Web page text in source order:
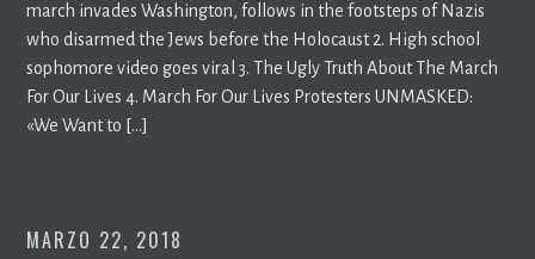
march invades Washington, follows in the footsteps of Nazis
who disarmed the Jews before the Holocaust 2. High school
sophomore video goes viral 3. The Ugly Truth About The March
For Our Lives 4. March For Our Lives Protesters UNMASKED:
«We Want to […]
MARZO 22, 2018